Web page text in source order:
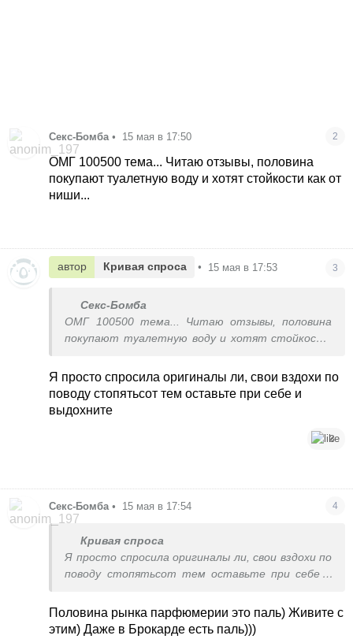
Секс-Бомба • 15 мая в 17:50 2
ОМГ 100500 тема... Читаю отзывы, половина
покупают туалетную воду и хотят стойкости как от
ниши...
автор Кривая спроса • 15 мая в 17:53 3
Секс-Бомба
ОМГ 100500 тема... Читаю отзывы, половина
покупают туалетную воду и хотят стойкости
Я просто спросила оригиналы ли, свои вздохи по
поводу стопятьсот тем оставьте при себе и
выдохните
3
Секс-Бомба • 15 мая в 17:54 4
Кривая спроса
Я просто спросила оригиналы ли, свои вздохи по
поводу стопятьсот тем оставьте при себе и
Половина рынка парфюмерии это паль) Живите с
этим) Даже в Брокарде есть паль)))